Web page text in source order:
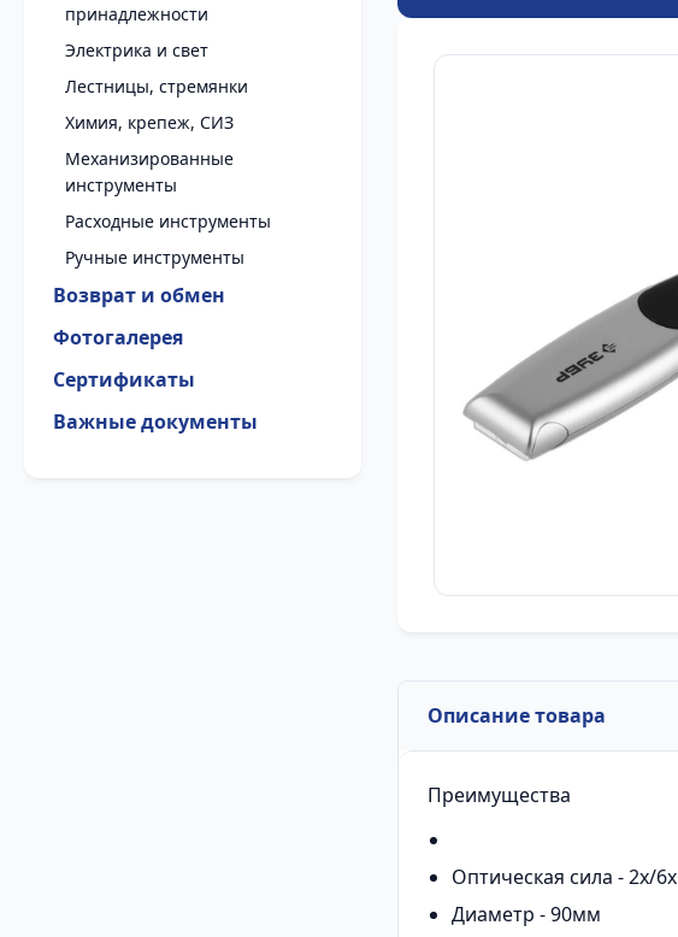
принадлежности
Электрика и свет
Лестницы, стремянки
Химия, крепеж, СИЗ
Механизированные
инструменты
Расходные инструменты
Ручные инструменты
Возврат и обмен
Фотогалерея
Сертификаты
Важные документы
Описание товара
Преимущества
Оптическая сила - 2х/6х
Диаметр - 90мм